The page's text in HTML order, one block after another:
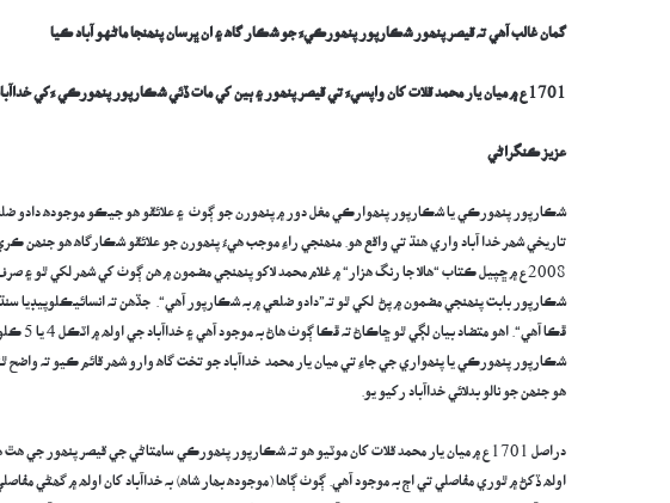
گمان غالب آهي تہ قيصر پنھور شڪارپور پنھورڪيءَ جو شڪار گاھ ۽ ان ڀرسان پنھنجا ماڻهو آباد ڪيا
1701ع ۾ ميان يار محمد قلات کان واپسيءَ تي قيصر پنھور ۽ ٻين کي مات ڏئي شڪارپور پنھورڪي ءَکي خداآباد جو نالو ڏئي ڳوٺ ڳاڙهي بجاءِ هن شھر کي گاديءَ جو هنڌ بڻايو
عزيز ڪنگراڻي
تاريخي شھر خدا آباد واري هنڌ تي واقع هو. منھنجي راءِ موجب هيءُ پنھورن جو علائقو شڪارگاھ هو
شڪارپور بابت پنھنجي مضمون ۾ پڻ لکي ٿو تہ”دادو ضلعي ۾ بہ شڪارپور آهي“. جڏهن تہ انسائيڪلوپيڊيا
ڦڪا
شڪارپور پنھورڪي يا پنھواري جي جاءِ تي ميان يار محمد خداآباد جو تخت گاھ وارو شھر قائم ڪيو تہ
هو جنھن جو نالو بدلائي خداآباد رکيو يو.
دراصل 1701ع ۾ ميان يار محمد قلات کان موٽيو هو تہ شڪارپور پنھورڪي سامتاڻي جي قيصر پنھور
اولھ ڏکڻ ۾ ٿوري مفاصلي تي اڄ بہ موجود آهي. ڳوٺ ڳاها (موجوده بھار شاھ) بہ خداآباد کان اولھ ۾ گھڻي